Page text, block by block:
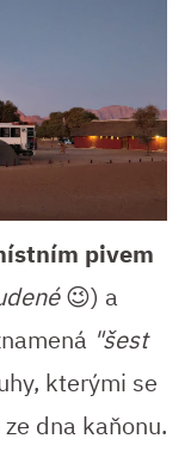
pivem
😉) a
"šest
kterými se
dna kaňonu.